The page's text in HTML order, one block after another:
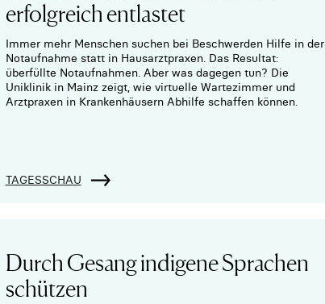
erfolgreich entlastet
Immer mehr Menschen suchen bei Beschwerden Hilfe in der
Notaufnahme statt in Hausarztpraxen. Das Resultat:
überfüllte Notaufnahmen. Aber was dagegen tun? Die
Uniklinik in Mainz zeigt, wie virtuelle Wartezimmer und
Arztpraxen in Krankenhäusern Abhilfe schaffen können.
TAGESSCHAU
Durch Gesang indigene Sprachen
schützen